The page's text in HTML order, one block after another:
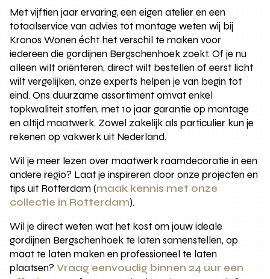
Met vijftien jaar ervaring, een eigen atelier en een
totaalservice van advies tot montage weten wij bij
Kronos Wonen écht het verschil te maken voor
iedereen die gordijnen Bergschenhoek zoekt. Of je nu
alleen wilt oriënteren, direct wilt bestellen of eerst licht
wilt vergelijken, onze experts helpen je van begin tot
eind. Ons duurzame assortiment omvat enkel
topkwaliteit stoffen, met 10 jaar garantie op montage
en altijd maatwerk. Zowel zakelijk als particulier kun je
rekenen op vakwerk uit Nederland.
Wil je meer lezen over maatwerk raamdecoratie in een
andere regio? Laat je inspireren door onze projecten en
tips uit Rotterdam (maak kennis met onze
collectie in Rotterdam).
Wil je direct weten wat het kost om jouw ideale
gordijnen Bergschenhoek te laten samenstellen, op
maat te laten maken en professioneel te laten
plaatsen?Vraag eenvoudig binnen 24 uur een